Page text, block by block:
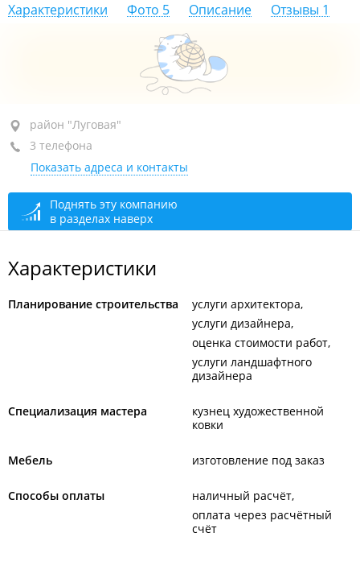
Характеристики Фото 5 Описание Отзывы 1
район "Луговая", ул. Луговая, 30/3
+7 (423) 253-19-39
+7 (423) 258-88-80
+7 908 443-19-39
закрыто, откроется в 10:00
район "Луговая"
3 телефона
Показать адреса и контакты
Поднять эту компанию
в разделах наверх
Характеристики
Планирование строительства
услуги архитектора
услуги дизайнера
оценка стоимости работ
услуги ландшафтного
дизайнера
Специализация мастера
кузнец художественной
ковки
Мебель изготовление под заказ
Способы оплаты
наличный расчёт
оплата через расчётный
счёт